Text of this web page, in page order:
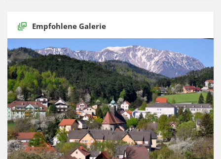
Empfohlene Galerie